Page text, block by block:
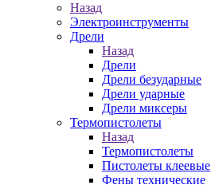
Назад
Электроинструменты
Дрели
Назад
Дрели
Дрели безударные
Дрели ударные
Дрели миксеры
Термопистолеты
Назад
Термопистолеты
Пистолеты клеевые
Фены технические